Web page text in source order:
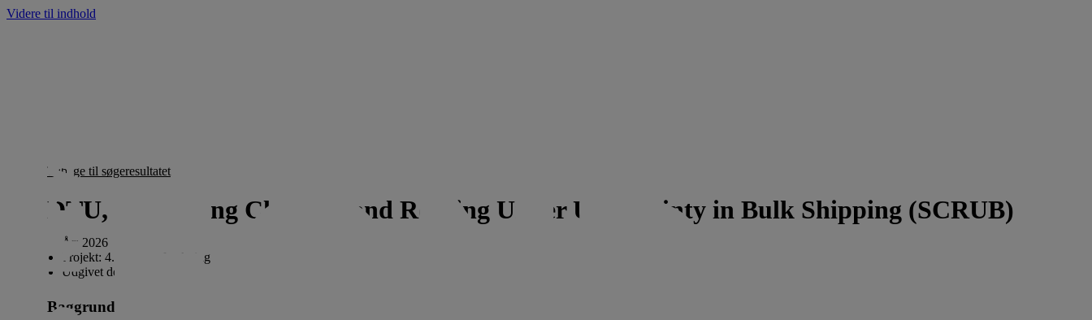
Videre til indhold
Tilbage til søgeresultatet
DTU, Scheduling Cleaning and Routing Under Uncertainty in Bulk Shipping (SCRUB)
År: 2026
Projekt: 4. Maritim forskning
Udgivet den
Baggrund